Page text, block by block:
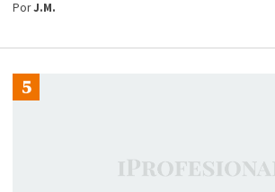
PorJ.M.